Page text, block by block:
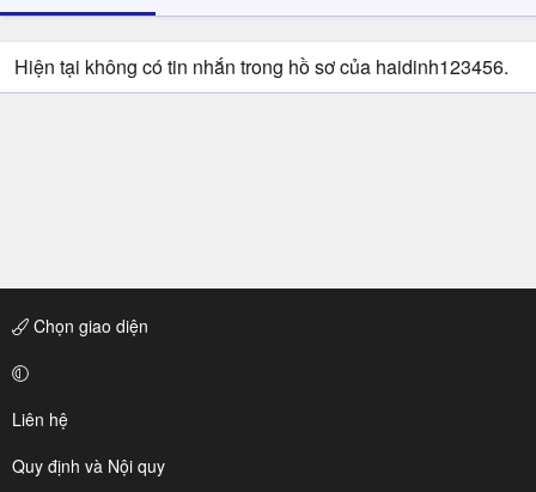
Hiện tại không có tin nhắn trong hồ sơ của haidinh123456.
Chọn giao diện
Liên hệ
Quy định và Nội quy